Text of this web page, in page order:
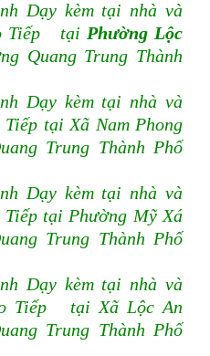
Dạy kèm tại nhà và
Tiếp tại Phường Lộc
Quang Trung Thành
Dạy kèm tại nhà và
tại Xã Nam Phong
Trung Thành Phố
Dạy kèm tại nhà và
tại Phường Mỹ Xá
Trung Thành Phố
Dạy kèm tại nhà và
Tiếp tại Xã Lộc An
Trung Thành Phố